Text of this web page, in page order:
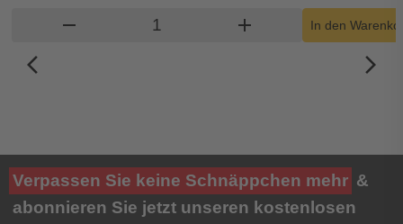
remove Produkt Warenkorb Menge
add In den
arrow_back_ios_new arrow_forward_ios
Verpassen Sie keine Schnäppchen mehr &
abonnieren Sie jetzt unseren kostenlosen